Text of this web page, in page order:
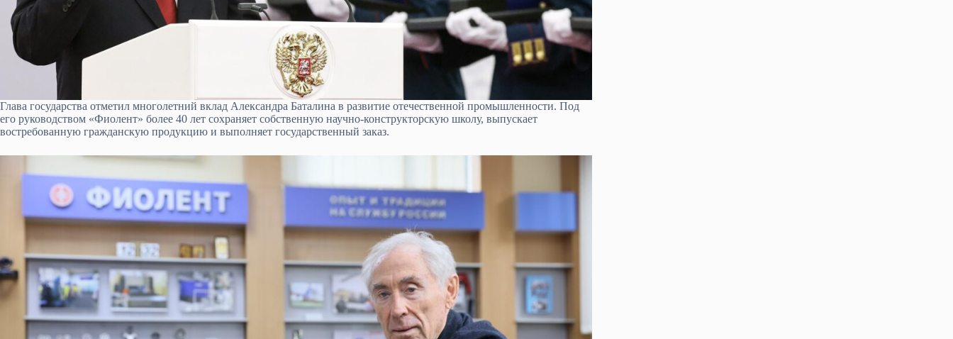
Глава государства отметил многолетний вклад Александра Баталина в развитие отечественной промышленности. Под
его руководством «Фиолент» более 40 лет сохраняет собственную научно-конструкторскую школу, выпускает
востребованную гражданскую продукцию и выполняет государственный заказ.